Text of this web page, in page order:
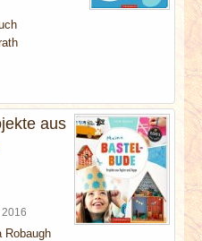
aus
2016
Robaugh